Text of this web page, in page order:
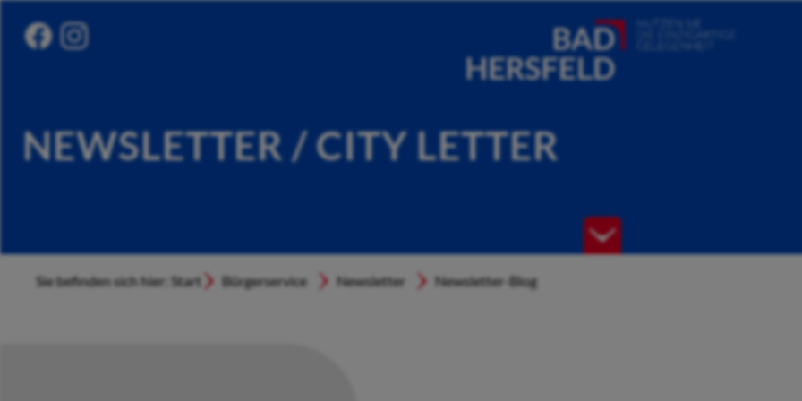
NEWSLETTER / CITY LETTER
Sie befinden sich hier: Start Bürgerservice Newsletter Newsletter-Blog